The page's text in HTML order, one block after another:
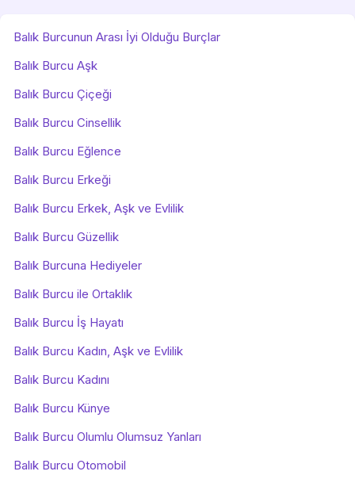
Balık Burcunun Arası İyi Olduğu Burçlar
Balık Burcu Aşk
Balık Burcu Çiçeği
Balık Burcu Cinsellik
Balık Burcu Eğlence
Balık Burcu Erkeği
Balık Burcu Erkek, Aşk ve Evlilik
Balık Burcu Güzellik
Balık Burcuna Hediyeler
Balık Burcu ile Ortaklık
Balık Burcu İş Hayatı
Balık Burcu Kadın, Aşk ve Evlilik
Balık Burcu Kadını
Balık Burcu Künye
Balık Burcu Olumlu Olumsuz Yanları
Balık Burcu Otomobil